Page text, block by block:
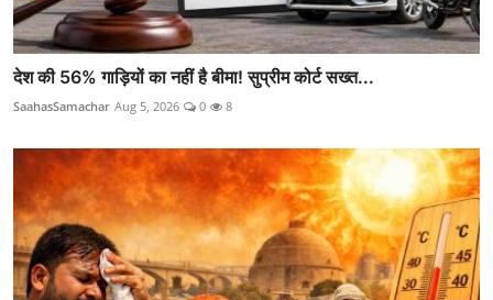
देश की 56% गाड़ियों का नहीं है बीमा! सुप्रीम कोर्ट सख्त...
SaahasSamachar Aug 5, 2026 0 8